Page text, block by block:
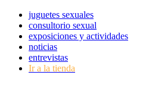
juguetes sexuales
consultorio sexual
exposiciones y actividades
noticias
entrevistas
Ir a la tienda